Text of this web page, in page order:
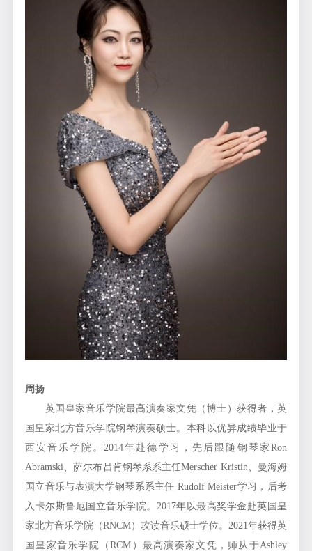
周扬
英国皇家音乐学院最高演奏家文凭（博士）获得者，英
国皇家北方音乐学院钢琴演奏硕士。本科以优异成绩毕业于
西安音乐学院。2014年赴德学习，先后跟随钢琴家Ron
Abramski、萨尔布吕肯钢琴系系主任Merscher Kristin、曼海姆
国立音乐与表演大学钢琴系系主任 Rudolf Meister学习，后考
入卡尔斯鲁厄国立音乐学院。2017年以最高奖学金赴英国皇
家北方音乐学院（RNCM）攻读音乐硕士学位。2021年获得英
国皇家音乐学院（RCM）最高演奏家文凭，师从于Ashley